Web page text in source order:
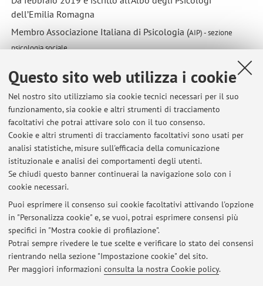
Questo sito web utilizza i cookie
Nel nostro sito utilizziamo sia cookie tecnici necessari per il suo
funzionamento, sia cookie e altri strumenti di tracciamento
facoltativi che potrai attivare solo con il tuo consenso.
Cookie e altri strumenti di tracciamento facoltativi sono usati per
analisi statistiche, misure sull'efficacia della comunicazione
istituzionale e analisi dei comportamenti degli utenti.
Se chiudi questo banner continuerai la navigazione solo con i
cookie necessari.
Puoi esprimere il consenso sui cookie facoltativi attivando l'opzione
in "Personalizza cookie" e, se vuoi, potrai esprimere consensi più
specifici in "Mostra cookie di profilazione".
Potrai sempre rivedere le tue scelte e verificare lo stato dei consensi
rientrando nella sezione "Impostazione cookie" del sito.
Per maggiori informazioni consulta la nostra Cookie policy.
dell’Emilia Romagna
Membro Associazione Italiana di Psicologia (AIP)- sezione
psicologia sociale
Higher Education (EASLHE)
Membro European Community Psychology Association
(ECPA)
Membro American Psychological Association (APA)
Membro Associazione Universitaria Italiana per il Service-
Learning (UNiSL)
Membro Centro Studi sul Genere e l’Educazione (CSGE)
Ultimi avvisi
Al momento non sono presenti avvisi.